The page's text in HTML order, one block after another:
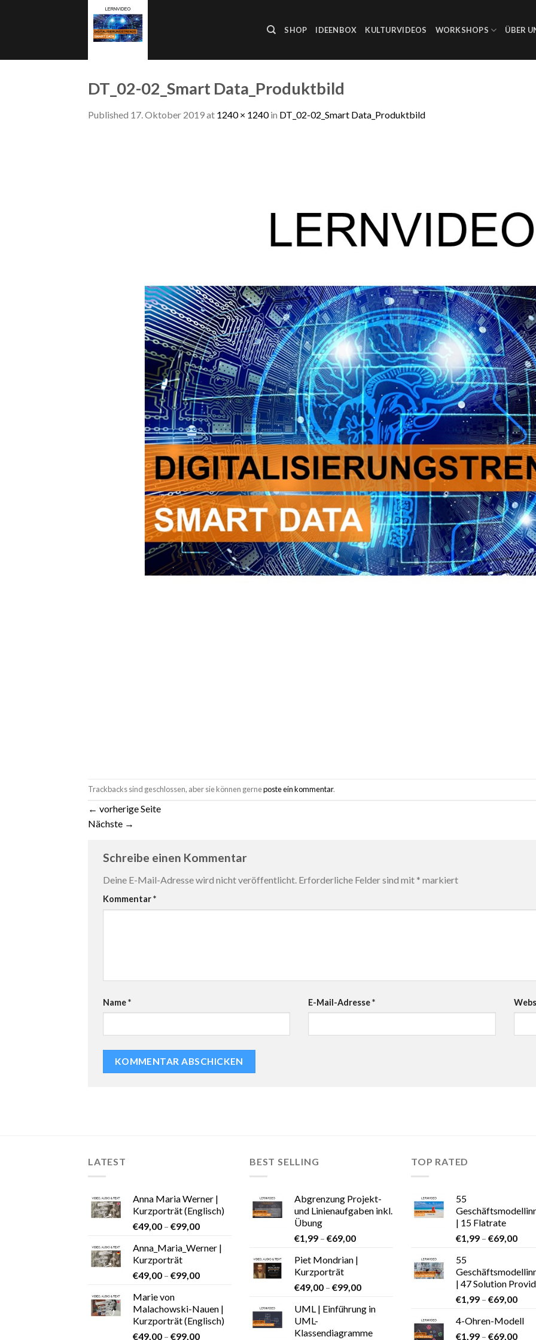
SHOP IDEENBOX KULTURVIDEOS WORKSHOPS ÜBER
DT_02-02_Smart Data_Produktbild
Published 17. Oktober 2019at 1240 × 1240in DT_02-02_Smart Data_Produktbild
Trackbacks sind geschlossen, aber sie können gerneposte ein kommentar.
← vorherige Seite
Nächste →
Schreibe einen Kommentar
Deine E-Mail-Adresse wird nicht veröffentlicht. Erforderliche Felder sind mit * markiert
Kommentar*
Name* E-Mail-Adresse*
LATEST
Anna Maria Werner |
Kurzporträt (Englisch)
€49,00 – €99,00
Anna_Maria_Werner |
Kurzporträt
€49,00 – €99,00
Marie von
Malachowski-Nauen |
Kurzporträt (Englisch)
€49,00 – €99,00
BEST SELLING
Abgrenzung Projekt-
und Linienaufgaben inkl.
Übung
€1,99 – €69,00
Piet Mondrian |
Kurzporträt
€49,00 – €99,00
UML | Einführung in
UML-
Klassendiagramme
TOP RATED
55
| 15 Flatrate
€1,99 – €69,00
55
| 47 Solution
€1,99 – €69,00
4-Ohren-Modell
€1,99 – €69,00